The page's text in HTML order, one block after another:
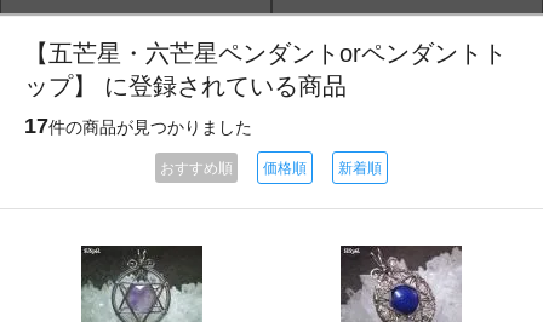
【五芒星・六芒星ペンダントorペンダントト
ップ】 に登録されている商品
17件の商品が見つかりました
おすすめ順 価格順 新着順